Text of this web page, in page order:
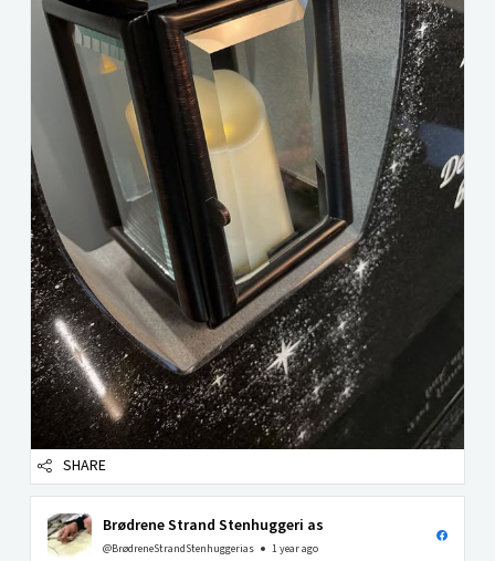
SHARE
Brødrene Strand Stenhuggeri as
@BrødreneStrandStenhuggerias 1 year ago